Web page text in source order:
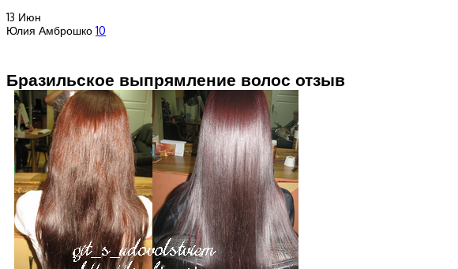
13 Июн
Юлия Амброшко 10
Бразильское выпрямление волос отзыв